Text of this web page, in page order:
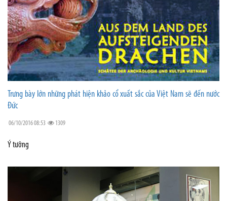
Trưng bày lớn những phát hiện khảo cổ xuất sắc của Việt Nam sẽ đến nước
Đức
06/10/2016 08:53 1309
Ý tưởng